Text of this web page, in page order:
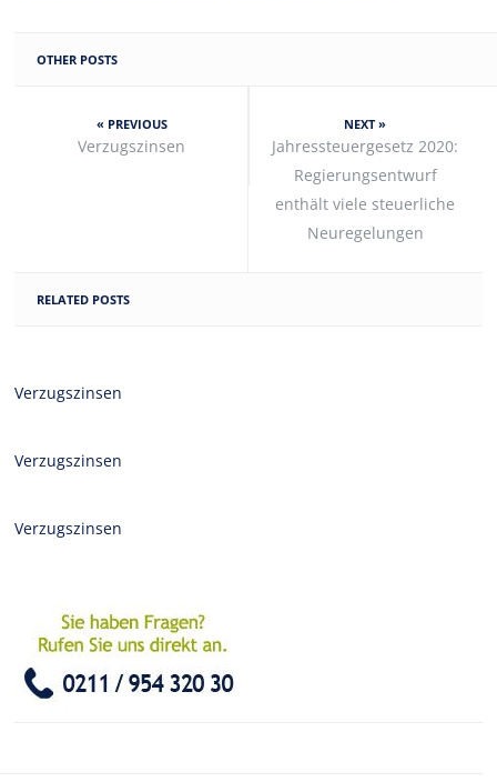
OTHER POSTS
« PREVIOUS
Verzugszinsen
NEXT »
Jahressteuergesetz 2020:
Regierungsentwurf
enthält viele steuerliche
Neuregelungen
RELATED POSTS
Verzugszinsen
Verzugszinsen
Verzugszinsen